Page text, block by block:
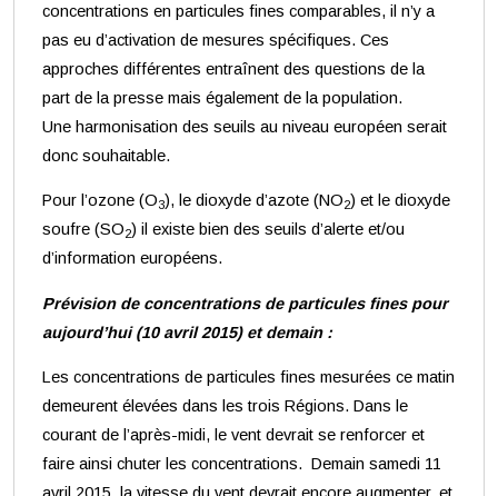
concentrations en particules fines comparables, il n’y a
pas eu d’activation de mesures spécifiques. Ces
approches différentes entraînent des questions de la
part de la presse mais également de la population.
Une harmonisation des seuils au niveau européen serait
donc souhaitable.
Pour l’ozone (O3), le dioxyde d’azote (NO2) et le dioxyde
soufre (SO2) il existe bien des seuils d’alerte et/ou
d’information européens.
Prévision de concentrations de particules fines pour
aujourd’hui (10 avril 2015) et demain :
Les concentrations de particules fines mesurées ce matin
demeurent élevées dans les trois Régions. Dans le
courant de l’après-midi, le vent devrait se renforcer et
faire ainsi chuter les concentrations. Demain samedi 11